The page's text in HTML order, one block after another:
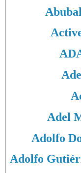
Adel
Adolfo
Adolfo